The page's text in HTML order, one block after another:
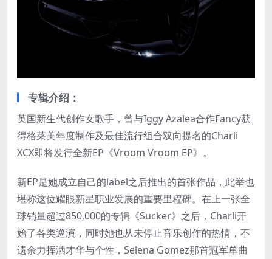
专辑介绍：
英国新生代创作女歌手，曾与Iggy Azalea合作Fancy获
得格莱美年度制作及最佳流行组合双向提名的Charli
XCX即将发行全新EP《Vroom Vroom EP》。
新EP是她成立自己的label之后推出的首张作品，此举也
堪称这位耀眼新星职业发展的重要里程碑。在上一张全
球销量超过850,000的专辑《Sucker》之后，Charli开
始了各类巡演，同时她也从未停止音乐创作的热情，不
遗余力挥洒才华与个性，Selena Gomez那首冠军单曲